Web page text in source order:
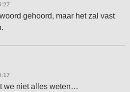
gehoord, maar het zal vast
we niet alles weten…